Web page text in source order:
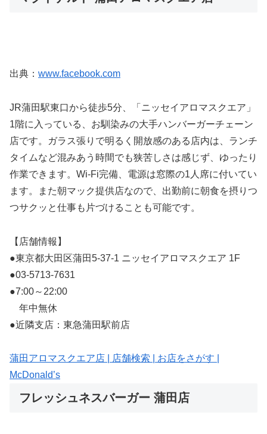
出典： www.facebook.com
JR蒲田駅東口から徒歩5分、「ニッセイアロマスクエア」
1階に入っている、お馴染みの大手ハンバーガーチェーン
店です。ガラス張りで明るく開放感のある店内は、ランチ
タイムなど混みあう時間でも狭苦しさは感じず、ゆったり
作業できます。Wi-Fi完備、電源は窓際の1人席に付いてい
ます。また朝マック提供店なので、出勤前に朝食を摂りつ
つサクッと仕事も片づけることも可能です。
【店舗情報】
●東京都大田区蒲田5-37-1 ニッセイアロマスクエア 1F
●03-5713-7631
●7:00～22:00
年中無休
●近隣支店：東急蒲田駅前店
蒲田アロマスクエア店 | 店舗検索 | お店をさがす |
McDonald’s
フレッシュネスバーガー 蒲田店